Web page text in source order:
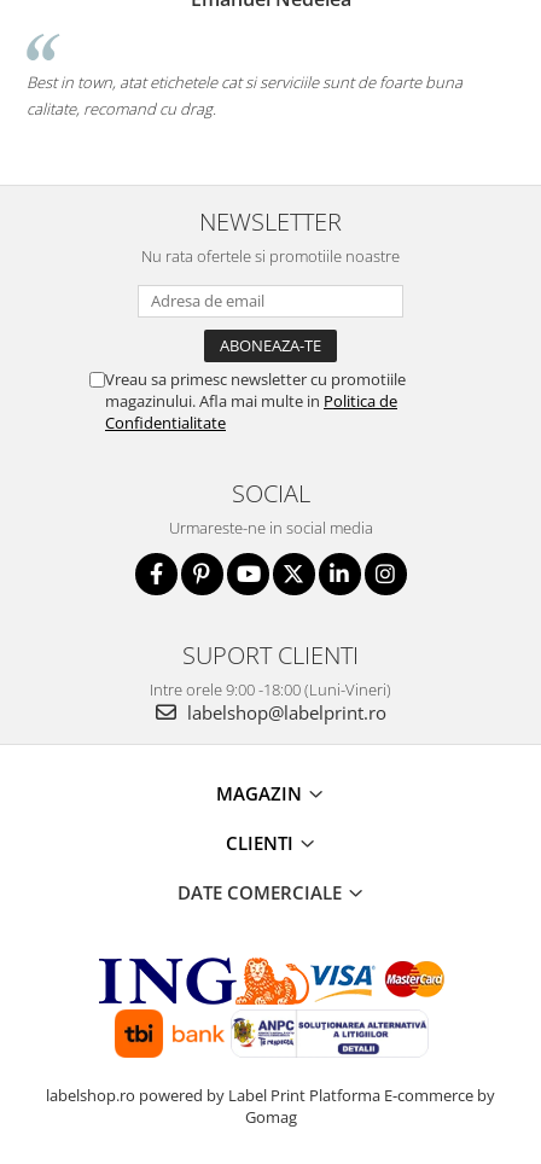
de foarte buna
pe toate....chiar si pe cele care inca nu au ajuns
Mi-as dori sa existe mai multe companii de acest
NEWSLETTER
Nu rata ofertele si promotiile noastre
Vreau sa primesc newsletter cu promotiile
magazinului. Afla mai multe in Politica de
Confidentialitate
SOCIAL
Urmareste-ne in social media
SUPORT CLIENTI
Intre orele 9:00 -18:00 (Luni-Vineri)
labelshop@labelprint.ro
MAGAZIN
CLIENTI
DATE COMERCIALE
labelshop.ro powered by Label Print Platforma E-commerce by
Gomag